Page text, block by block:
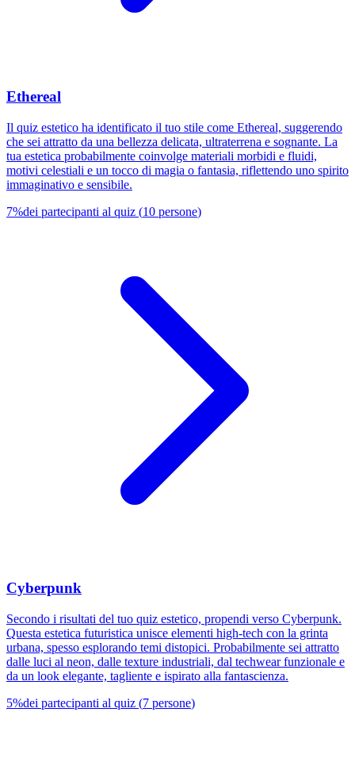
Ethereal
Il quiz estetico ha identificato il tuo stile come Ethereal, suggerendo
che sei attratto da una bellezza delicata, ultraterrena e sognante. La
tua estetica probabilmente coinvolge materiali morbidi e fluidi,
motivi celestiali e un tocco di magia o fantasia, riflettendo uno spirito
immaginativo e sensibile.
7%dei partecipanti al quiz (10 persone)
Cyberpunk
Secondo i risultati del tuo quiz estetico, propendi verso Cyberpunk.
Questa estetica futuristica unisce elementi high-tech con la grinta
urbana, spesso esplorando temi distopici. Probabilmente sei attratto
dalle luci al neon, dalle texture industriali, dal techwear funzionale e
da un look elegante, tagliente e ispirato alla fantascienza.
5%dei partecipanti al quiz (7 persone)